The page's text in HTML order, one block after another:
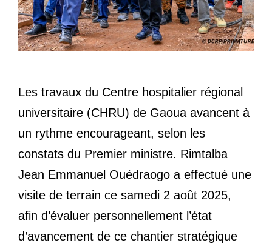
Les travaux du Centre hospitalier régional
universitaire (CHRU) de Gaoua avancent à
un rythme encourageant, selon les
constats du Premier ministre. Rimtalba
Jean Emmanuel Ouédraogo a effectué une
visite de terrain ce samedi 2 août 2025,
afin d’évaluer personnellement l’état
d’avancement de ce chantier stratégique